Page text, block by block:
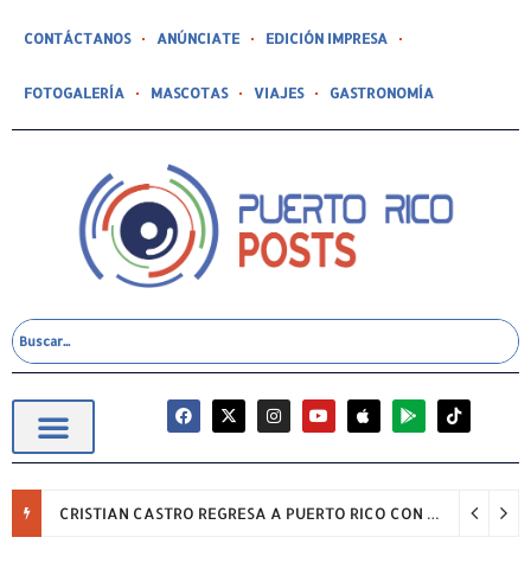
CONTÁCTANOS ANÚNCIATE EDICIÓN IMPRESA
FOTOGALERÍA MASCOTAS VIAJES GASTRONOMÍA
CRISTIAN CASTRO REGRESA A PUERTO RICO CON SU GIRA “NADA, SOLO ÉXITOS”